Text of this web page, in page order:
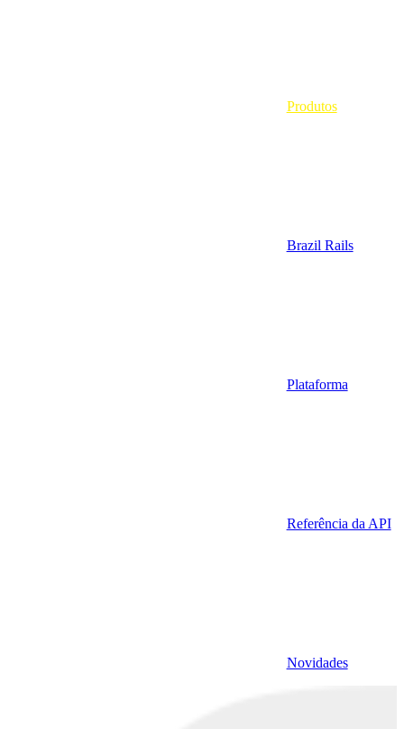
Produtos
Brazil Rails
Plataforma
Referência da API
Novidades